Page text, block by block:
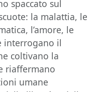
spaccato sul
la malattia, le
l’amore, le
interrogano il
coltivano la
riaffermano
umane